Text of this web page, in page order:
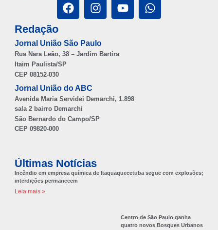
Redação
Jornal União São Paulo
Rua Nara Leão, 38 – Jardim Bartira
Itaim Paulista/SP
CEP 08152-030
Jornal União do ABC
Avenida Maria Servidei Demarchi, 1.898
sala 2 bairro Demarchi
São Bernardo do Campo/SP
CEP 09820-000
Últimas Notícias
Incêndio em empresa química de Itaquaquecetuba segue com explosões;
interdições permanecem
Leia mais »
Centro de São Paulo ganha
quatro novos Bosques Urbanos